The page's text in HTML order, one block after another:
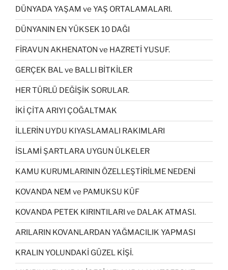
DÜNYADA YAŞAM ve YAŞ ORTALAMALARI.
DÜNYANIN EN YÜKSEK 10 DAĞI
FİRAVUN AKHENATON ve HAZRETİ YUSUF.
GERÇEK BAL ve BALLI BİTKİLER
HER TÜRLÜ DEĞİŞİK SORULAR.
İKİ ÇİTA ARIYI ÇOĞALTMAK
İLLERİN UYDU KIYASLAMALI RAKIMLARI
İSLAMİ ŞARTLARA UYGUN ÜLKELER
KAMU KURUMLARININ ÖZELLEŞTİRİLME NEDENİ
KOVANDA NEM ve PAMUKSU KÜF
KOVANDA PETEK KIRINTILARI ve DALAK ATMASI.
ARILARIN KOVANLARDAN YAĞMACILIK YAPMASI
KRALIN YOLUNDAKİ GÜZEL KİŞİ.